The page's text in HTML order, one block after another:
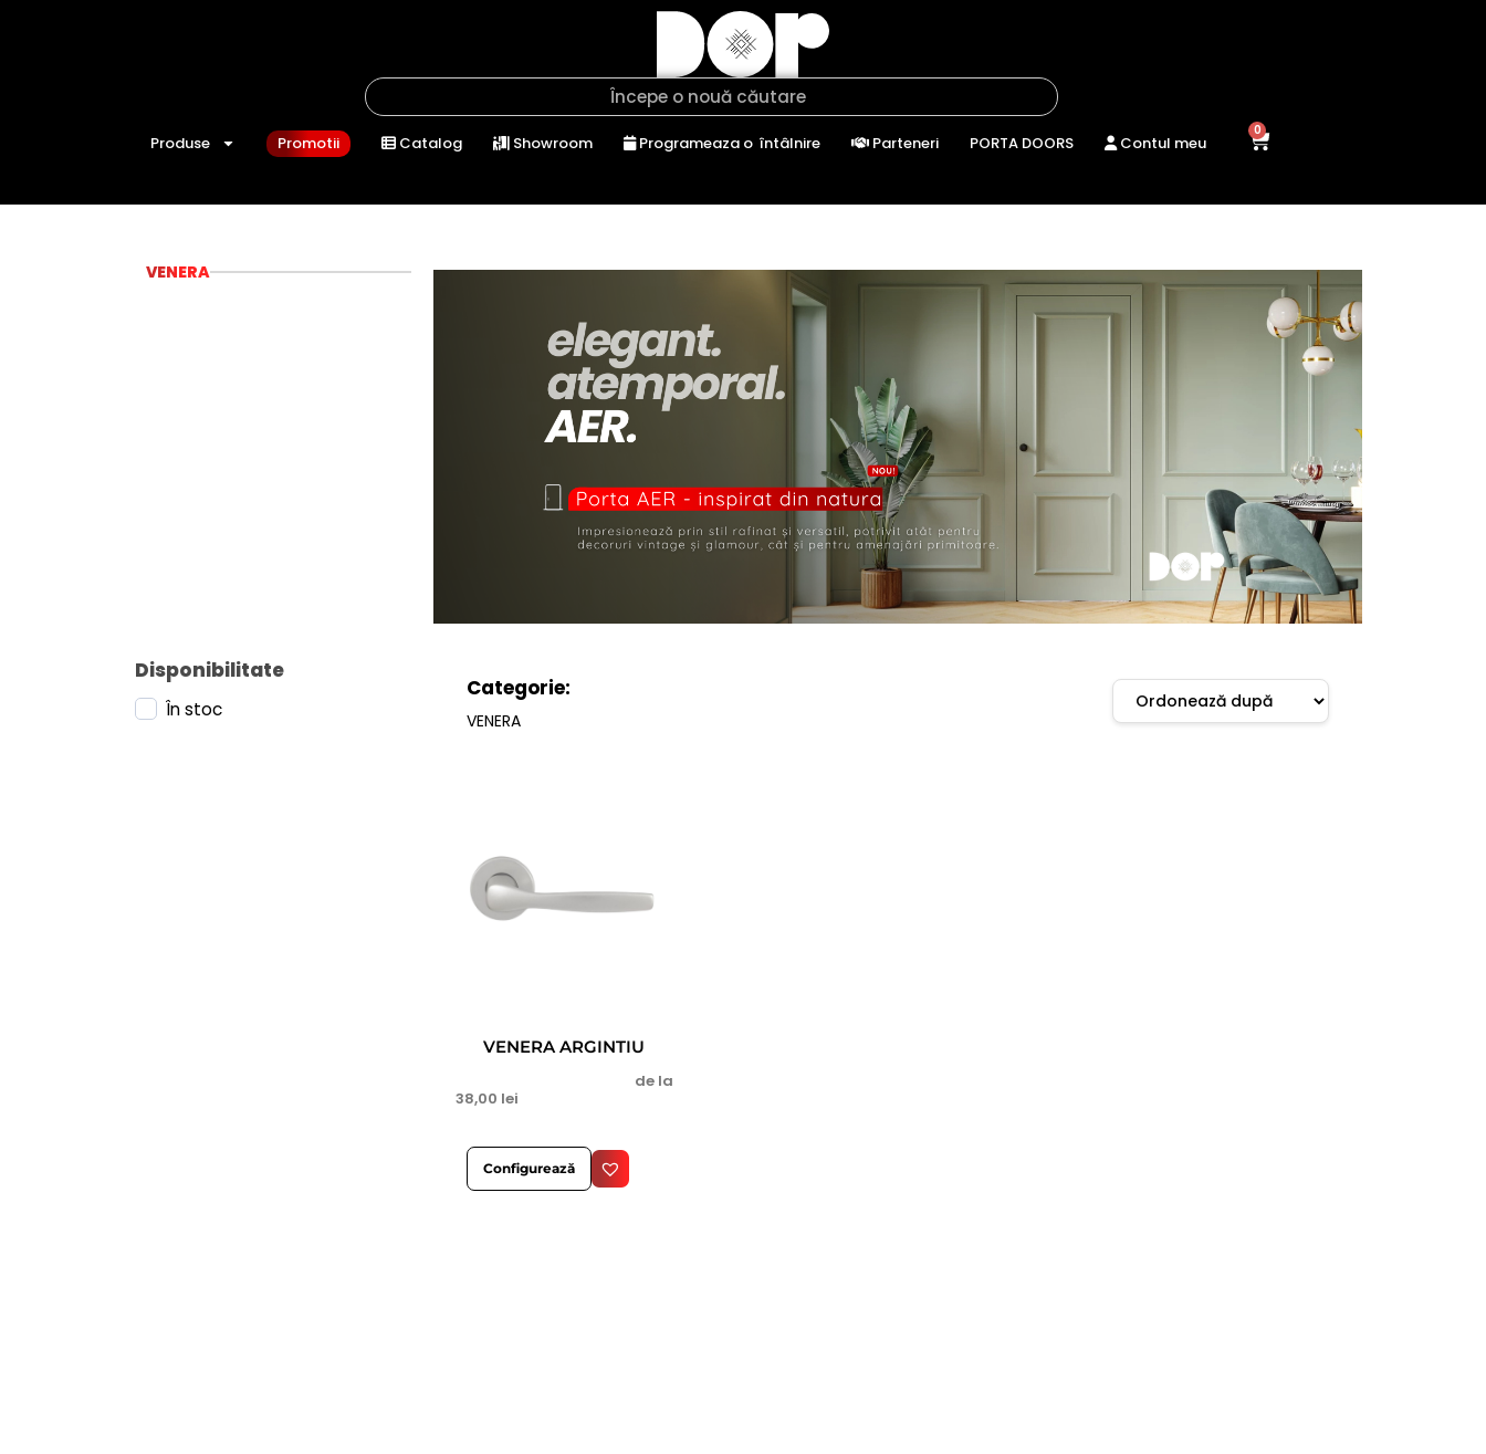
Produse Promotii Catalog Showroom Programeaza o întâlnire Parteneri PORTA DOORS Contul meu
0
VENERA
Disponibilitate
În stoc
Categorie:
VENERA
VENERA ARGINTIU
de la
38,00 lei
Configurează